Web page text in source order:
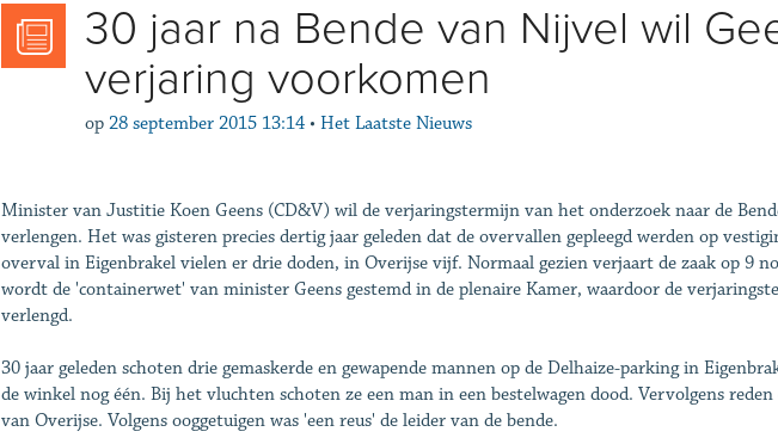
30 jaar na Bende van Nijvel wil
verjaring voorkomen
op 28 september 2015 13:14 • Het Laatste Nieuws
Minister van Justitie Koen Geens (CD&V) wil de verjaringstermijn van het onderzoek naar de
verlengen. Het was gisteren precies dertig jaar geleden dat de overvallen gepleegd werden op
overval in Eigenbrakel vielen er drie doden, in Overijse vijf. Normaal gezien verjaart de zaak op 9
wordt de 'containerwet' van minister Geens gestemd in de plenaire Kamer, waardoor de
verlengd.
30 jaar geleden schoten drie gemaskerde en gewapende mannen op de Delhaize-parking in
de winkel nog één. Bij het vluchten schoten ze een man in een bestelwagen dood. Vervolgens reden
van Overijse. Volgens ooggetuigen was 'een reus' de leider van de bende.